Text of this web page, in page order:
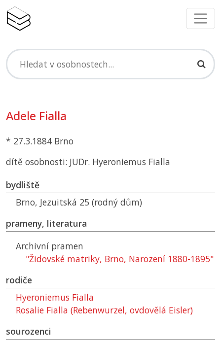
Adele Fialla
* 27.3.1884 Brno
dítě osobnosti: JUDr. Hyeroniemus Fialla
bydliště
Brno, Jezuitská 25 (rodný dům)
prameny, literatura
Archivní pramen
"Židovské matriky, Brno, Narození 1880-1895"
rodiče
Hyeroniemus Fialla
Rosalie Fialla (Rebenwurzel, ovdovělá Eisler)
sourozenci